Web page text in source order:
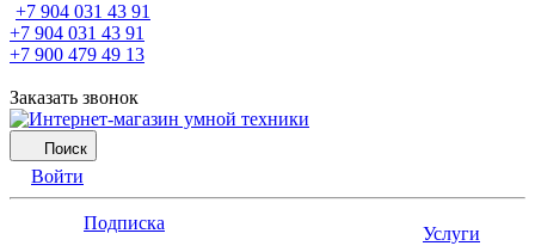
+7 904 031 43 91
+7 904 031 43 91
+7 900 479 49 13
Заказать звонок
Поиск
Войти
Подписка
Услуги